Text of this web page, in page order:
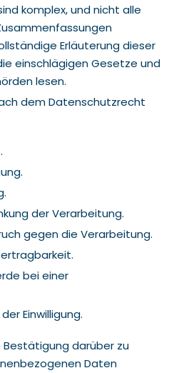
komplex, und nicht alle
Erläuterung dieser
einschlägigen Gesetze und
lesen.
dem Datenschutzrecht
der Verarbeitung.
gegen die Verarbeitung.
bei einer
Einwilligung.
Bestätigung darüber zu
Daten